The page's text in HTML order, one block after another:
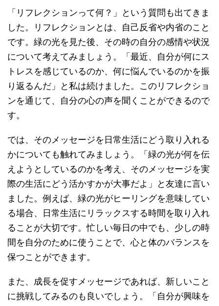
「リフレクションって何？」という質問も出てきま
した。リフレクションとは、自己反省や内省のこと
です。緑の光を見た後、その時の自分の感情や状況
について考えてみましょう。「最近、自分が何にス
トレスを感じているのか、何に悩んでいるのかを振
り返るんだ」と私は続けました。このリフレクショ
ンを通じて、自分の心の声を聞くことができるので
す。
では、そのメッセージを日常生活にどう取り入れる
かについても触れてみましょう。「緑の光が何を伝
えようとしているのかを考え、そのメッセージを実
際の生活にどう活かすかが大事だよ」と友達に言い
ました。例えば、緑の光がヒーリングを意味してい
る場合、日常生活にリラックスする時間を取り入れ
ることが大切です。忙しい毎日の中でも、少しの時
間を自分のために使うことで、心と体のバランスを
保つことができます。
また、成長を促すメッセージであれば、新しいこと
に挑戦してみるのも良いでしょう。「自分が興味を